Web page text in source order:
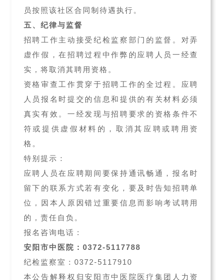
员按照该社区合同制待遇执行。
五、纪律与监督
招聘工作主动接受纪检监察部门的监督。对弄
虚作假，在招聘过程中作弊的应聘人员一经查
实，将取消其聘用资格。
资格审查工作贯穿于招聘工作的全过程。应聘
人员报名时提交的信息和提供的有关材料必须
真实有效。一经发现与招聘要求的资格条件不
符或提供虚假材料的，取消其应聘或聘用资
格。
特别提示：
应聘人员在应聘期间要保持通讯畅通，报名时
留下的联系方式若有变化，要及时告知招聘单
位，因本人原因错过重要信息而影响考试聘用
的，责任自负。
报名咨询电话：
安阳市中医院：0372-5117788
纪检监察室：0372-5117910
本公告解释权归安阳市中医院医疗集团人力资